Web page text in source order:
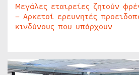
Μεγάλες εταιρείες ζητούν
– Αρκετοί ερευνητές
κινδύνους που υπάρχουν